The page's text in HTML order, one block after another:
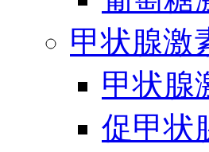
甲状腺激
甲状腺
促甲状